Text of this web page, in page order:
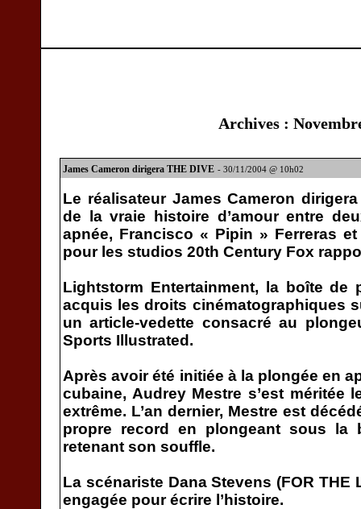
Archives :
James Cameron dirigera THE DIVE - 30/11/2004 @ 10h02
Le réalisateur James Cameron
de la vraie histoire d’amour entre
apnée, Francisco « Pipin » Ferreras
pour les studios 20th Century Fox
Lightstorm Entertainment, la boîte de
acquis les droits cinématographiques
un article-vedette consacré au
Sports Illustrated.
Après avoir été initiée à la plongée en
cubaine, Audrey Mestre s’est méritée
extrême. L’an dernier, Mestre est
propre record en plongeant sous la
retenant son souffle.
La scénariste Dana Stevens (FOR THE
engagée pour écrire l’histoire.